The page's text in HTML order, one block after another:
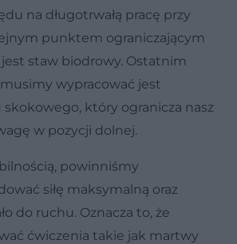
na długotrwałą pracę przy
punktem ograniczającym
staw biodrowy. Ostatnim
wypracować jest
który ogranicza nasz
w pozycji dolnej.
powinniśmy
siłę maksymalną oraz
do ruchu. Oznacza to, że
ćwiczenia takie jak martwy